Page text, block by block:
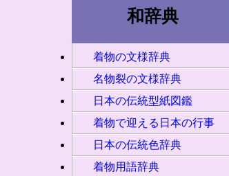
和辞典
着物の文様辞典
名物裂の文様辞典
日本の伝統型紙図鑑
着物で迎える日本の行事
日本の伝統色辞典
着物用語辞典